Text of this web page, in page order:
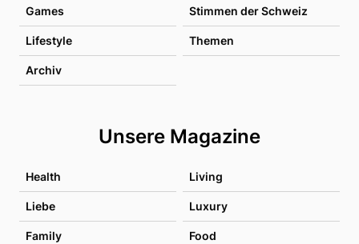
Games Stimmen der Schweiz
Lifestyle Themen
Archiv
Unsere Magazine
Health Living
Liebe Luxury
Family Food